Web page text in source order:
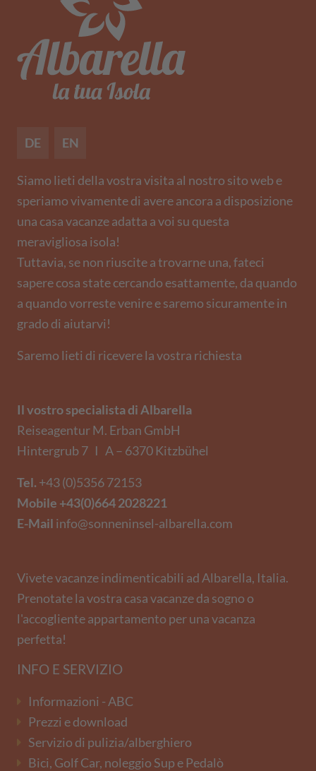
DE EN
Siamo lieti della vostra visita al nostro sito web e
speriamo vivamente di avere ancora a disposizione
una casa vacanze adatta a voi su questa
meravigliosa isola!
Tuttavia, se non riuscite a trovarne una, fateci
sapere cosa state cercando esattamente, da quando
a quando vorreste venire e saremo sicuramente in
grado di aiutarvi!
Saremo lieti di ricevere la vostra richiesta
Il vostro specialista di Albarella
Reiseagentur M. Erban GmbH
Hintergrub 7 I A – 6370 Kitzbühel
Tel. +43 (0)5356 72153
Mobile +43(0)664 2028221
E-Mail info@sonneninsel-albarella.com
Vivete vacanze indimenticabili ad Albarella, Italia.
Prenotate la vostra casa vacanze da sogno o
l'accogliente appartamento per una vacanza
perfetta!
INFO E SERVIZIO
Informazioni - ABC
Prezzi e download
Servizio di pulizia/alberghiero
Bici, Golf Car, noleggio Sup e Pedalò